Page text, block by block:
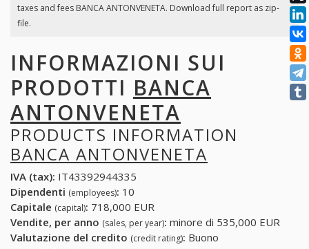
taxes and fees BANCA ANTONVENETA. Download full report as zip-
file.
INFORMAZIONI SUI
PRODOTTI BANCA
ANTONVENETA
PRODUCTS INFORMATION
BANCA ANTONVENETA
IVA (tax): IT43392944335
Dipendenti (employees): 10
Capitale (capital): 718,000 EUR
Vendite, per anno (sales, per year): minore di 535,000 EUR
Valutazione del credito (credit rating): Buono